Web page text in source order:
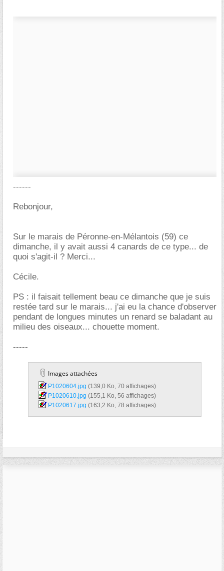
------
Rebonjour,
Sur le marais de Péronne-en-Mélantois (59) ce
dimanche, il y avait aussi 4 canards de ce type... de
quoi s'agit-il ? Merci...
Cécile.
PS : il faisait tellement beau ce dimanche que je suis
restée tard sur le marais... j'ai eu la chance d'observer
pendant de longues minutes un renard se baladant au
milieu des oiseaux... chouette moment.
-----
Images attachées
P1020604.jpg‎ (139,0 Ko, 70 affichages)
P1020610.jpg‎ (155,1 Ko, 56 affichages)
P1020617.jpg‎ (163,2 Ko, 78 affichages)